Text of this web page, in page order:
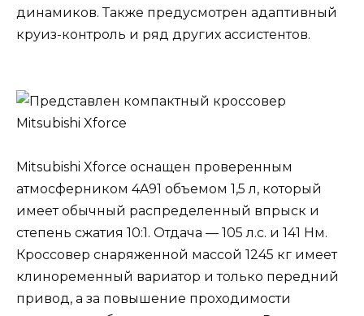
динамиков. Также предусмотрен адаптивный
круиз-контроль и ряд других ассистентов.
Mitsubishi Xforce оснащен проверенным
атмосферником 4A91 объемом 1,5 л, который
имеет обычный распределенный впрыск и
степень сжатия 10:1. Отдача — 105 л.с. и 141 Нм.
Кроссовер снаряженной массой 1245 кг имеет
клиноременный вариатор и только передний
привод, а за повышение проходимости